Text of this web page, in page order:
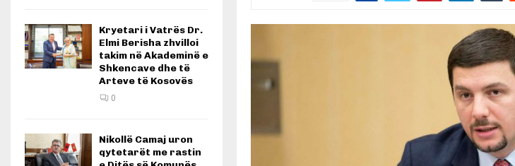
Kryetari i Vatrës Dr.
Elmi Berisha zhvilloi
takim në Akademinë e
Shkencave dhe të
Arteve të Kosovës
0
Nikollë Camaj uron
qytetarët me rastin